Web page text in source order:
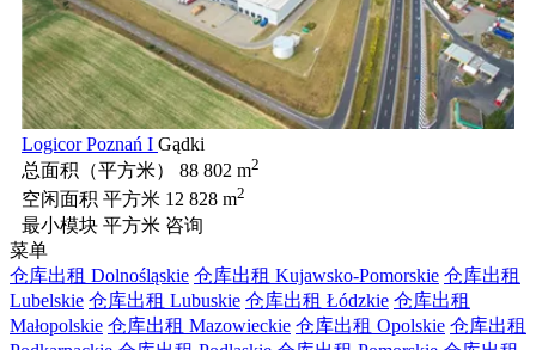
Logicor Poznań I Gądki
总面积（平方米）
88 802 m2
空闲面积 平方米 12 828 m2
最小模块 平方米 咨询
菜单
仓库出租 Dolnośląskie 仓库出租 Kujawsko-Pomorskie 仓库出租
Lubelskie 仓库出租 Lubuskie 仓库出租 Łódzkie 仓库出租
Małopolskie 仓库出租 Mazowieckie 仓库出租 Opolskie 仓库出租